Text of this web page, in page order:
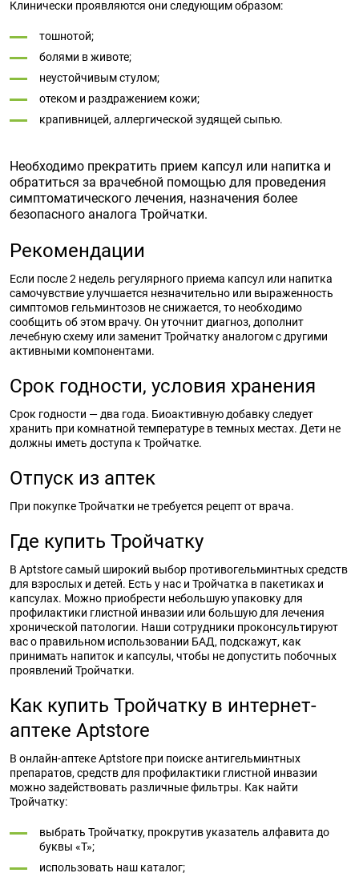
Клинически проявляются они следующим образом:
тошнотой;
болями в животе;
неустойчивым стулом;
отеком и раздражением кожи;
крапивницей, аллергической зудящей сыпью.
Необходимо прекратить прием капсул или напитка и
обратиться за врачебной помощью для проведения
симптоматического лечения, назначения более
безопасного аналога Тройчатки.
Рекомендации
Если после 2 недель регулярного приема капсул или напитка
самочувствие улучшается незначительно или выраженность
симптомов гельминтозов не снижается, то необходимо
сообщить об этом врачу. Он уточнит диагноз, дополнит
лечебную схему или заменит Тройчатку аналогом с другими
активными компонентами.
Срок годности, условия хранения
Срок годности — два года. Биоактивную добавку следует
хранить при комнатной температуре в темных местах. Дети не
должны иметь доступа к Тройчатке.
Отпуск из аптек
При покупке Тройчатки не требуется рецепт от врача.
Где купить Тройчатку
В Aptstore самый широкий выбор противогельминтных средств
для взрослых и детей. Есть у нас и Тройчатка в пакетиках и
капсулах. Можно приобрести небольшую упаковку для
профилактики глистной инвазии или большую для лечения
хронической патологии. Наши сотрудники проконсультируют
вас о правильном использовании БАД, подскажут, как
принимать напиток и капсулы, чтобы не допустить побочных
проявлений Тройчатки.
Как купить Тройчатку в интернет-
аптеке Aptstore
В онлайн-аптеке Aptstore при поиске антигельминтных
препаратов, средств для профилактики глистной инвазии
можно задействовать различные фильтры. Как найти
Тройчатку:
выбрать Тройчатку, прокрутив указатель алфавита до
буквы «Т»;
использовать наш каталог;